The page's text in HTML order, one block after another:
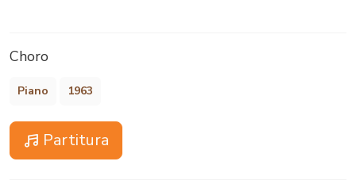
Choro
Piano 1963
Partitura